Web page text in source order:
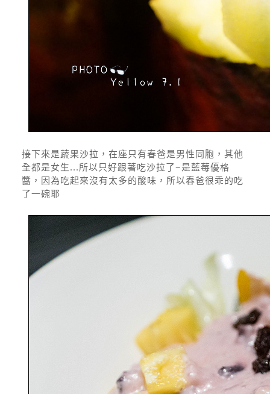
接下來是蔬果沙拉，在座只有春爸是男性同胞，其他
全都是女生...所以只好跟著吃沙拉了~是藍莓優格
醬，因為吃起來沒有太多的酸味，所以春爸很乖的吃
了一碗耶